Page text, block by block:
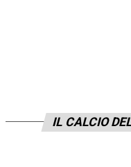
IL CALCIO